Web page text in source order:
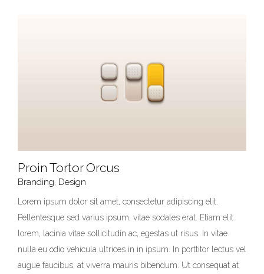
Design
Proin Tortor Orcus
Branding, Design
Lorem ipsum dolor sit amet, consectetur adipiscing elit.
Pellentesque sed varius ipsum, vitae sodales erat. Etiam elit
lorem, lacinia vitae sollicitudin ac, egestas ut risus. In vitae
nulla eu odio vehicula ultrices in in ipsum. In porttitor lectus vel
augue faucibus, at viverra mauris bibendum. Ut consequat at